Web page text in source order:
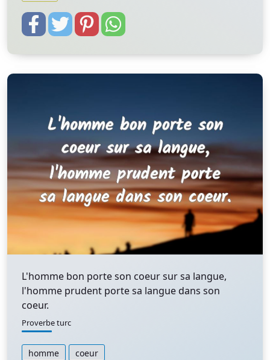
L'homme bon porte son coeur sur sa langue,
l'homme prudent porte sa langue dans son
coeur.
Proverbe turc
homme coeur